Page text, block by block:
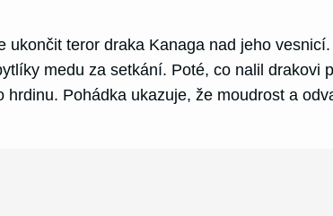
teror draka Kanaga nad jeho
medu za setkání. Poté, co nalil drakovi
Pohádka ukazuje, že moudrost a